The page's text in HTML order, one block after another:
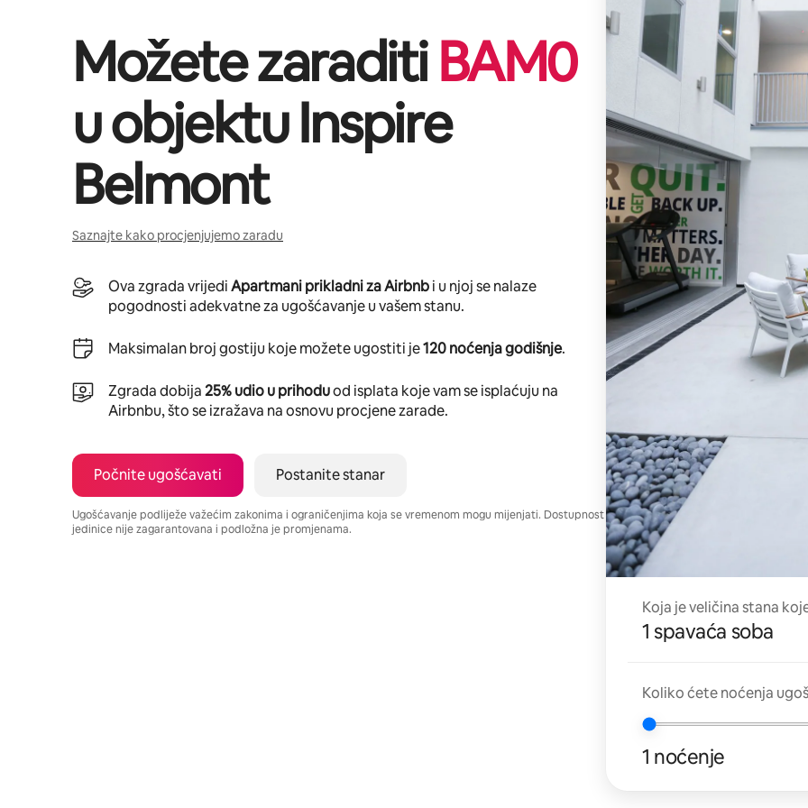
Možete zaraditiBAM0
u objektuInspire
Belmont
Saznajte kako procjenjujemo zaradu
Ova zgrada vrijediApartmani prikladni za Airbnbi u njoj se nalaze
pogodnosti adekvatne za ugošćavanje u vašem stanu.
Maksimalan broj gostiju koje možete ugostiti je120 noćenja godišnje.
Zgrada dobija25% udio u prihoduod isplata koje vam se isplaćuju na
Airbnbu, što se izražava na osnovu procjene zarade.
Počnite ugošćavati Postanite stanar
Ugošćavanje podliježe važećim zakonima i ograničenjima koja se vremenom mogu mijenjati. Dostupnost
jedinice nije zagarantovana i podložna je promjenama.
Koja je veličina stana
1 spavaća soba
Koliko ćete noćenja
1 noćenje